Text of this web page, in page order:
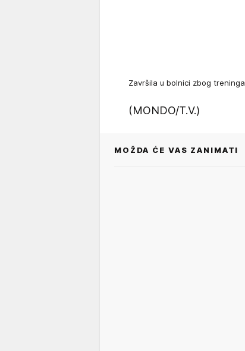
Završila u bolnici zbog treninga
(MONDO/T.V.)
MOŽDA ĆE VAS ZANIMATI